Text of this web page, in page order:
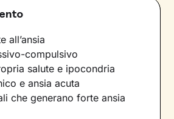
all’ansia
compulsivo
salute e ipocondria
e ansia acuta
che generano forte ansia